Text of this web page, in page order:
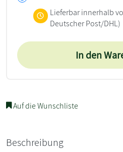
Lieferbar innerhalb
Deutscher Post/DHL)
In den
Auf die Wunschliste
Beschreibung